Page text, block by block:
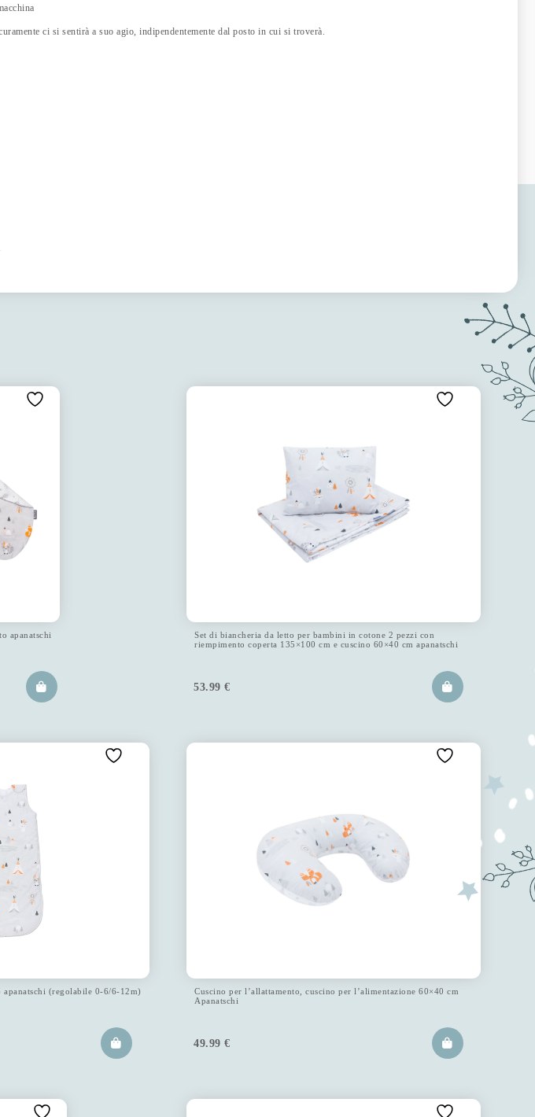
ci si sentirà a suo agio, indipendentemente dal posto in cui si troverà.
apanatschi
Set di biancheria da letto per bambini in cotone 2 pezzi con
riempimento coperta 135×100 cm e cuscino 60×40 cm apanatschi
53.99 €
apanatschi (regolabile 0-6/6-12m)
Cuscino per l’allattamento, cuscino per l’alimentazione 60×40 cm
Apanatschi
49.99 €